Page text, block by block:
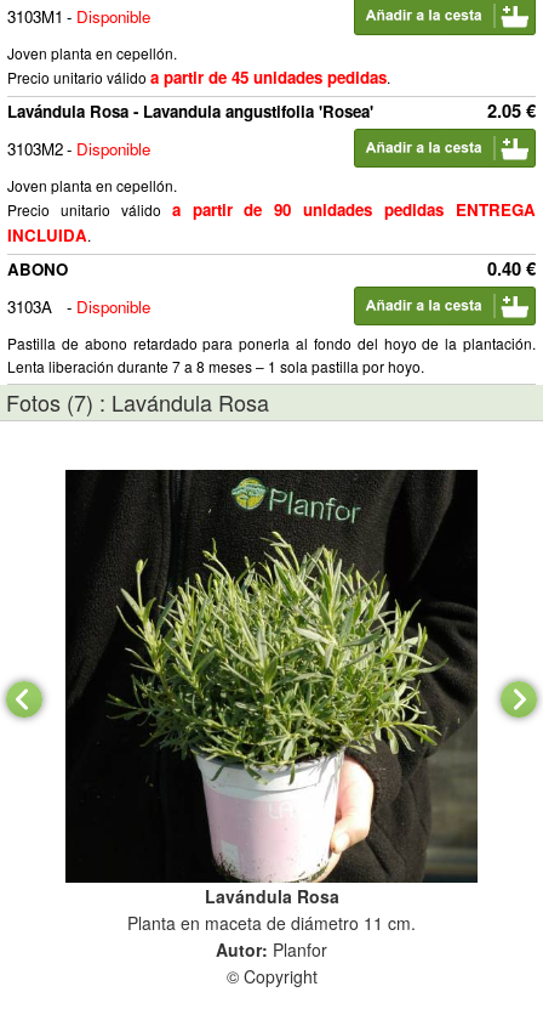
3103M1 - Disponible
Joven planta en cepellón.
Precio unitario válido a partir de 45 unidades pedidas.
2.05 €
Lavándula Rosa - Lavandula angustifolia 'Rosea'
3103M2- Disponible
Joven planta en cepellón.
Precio unitario válido a partir de 90 unidades pedidas ENTREGA
INCLUIDA.
0.40 €
ABONO
3103A
- Disponible
Pastilla de abono retardado para ponerla al fondo del hoyo de la plantación.
Lenta liberación durante 7 a 8 meses – 1 sola pastilla por hoyo.
Fotos (7) : Lavándula Rosa
Lavándula Rosa
Planta en maceta de diámetro 11 cm.
Autor: Planfor
© Copyright